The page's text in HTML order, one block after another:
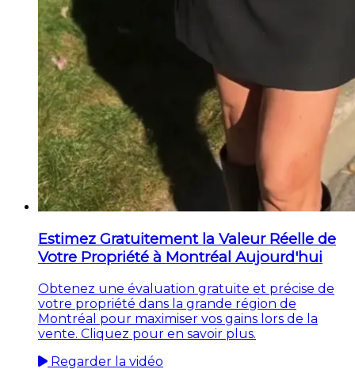
Estimez Gratuitement la Valeur Réelle de
Votre Propriété à Montréal Aujourd'hui
Obtenez une évaluation gratuite et précise de
votre propriété dans la grande région de
Montréal pour maximiser vos gains lors de la
vente. Cliquez pour en savoir plus.
Regarder la vidéo